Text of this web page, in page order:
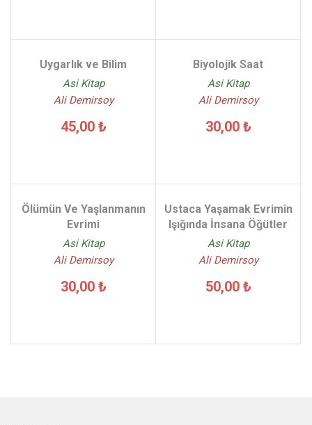
Uygarlık ve Bilim
Asi Kitap
Ali Demirsoy
45,00 ₺
Biyolojik Saat
Asi Kitap
Ali Demirsoy
30,00 ₺
Ölümün Ve Yaşlanmanın
Evrimi
Asi Kitap
Ali Demirsoy
30,00 ₺
Ustaca Yaşamak Evrimin
Işığında İnsana Öğütler
Asi Kitap
Ali Demirsoy
50,00 ₺